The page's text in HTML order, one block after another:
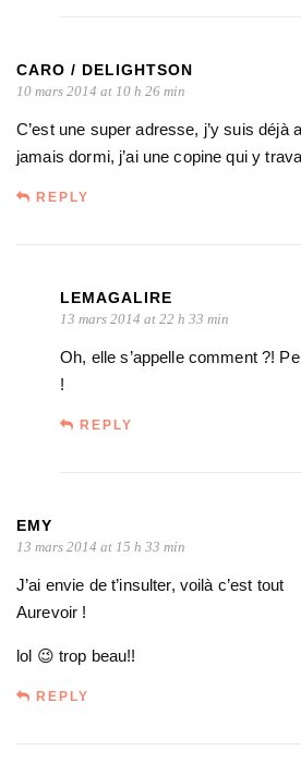
CARO / DELIGHTSON
10 mars 2014 at 10 h 26 min
C’est une super adresse, j’y suis déjà
jamais dormi, j’ai une copine qui y
REPLY
LEMAGALIRE
13 mars 2014 at 22 h 33 min
Oh, elle s’appelle comment ?!
!
REPLY
EMY
13 mars 2014 at 15 h 33 min
J’ai envie de t’insulter, voilà c’est tout
Aurevoir !
lol 😉 trop beau!!
REPLY